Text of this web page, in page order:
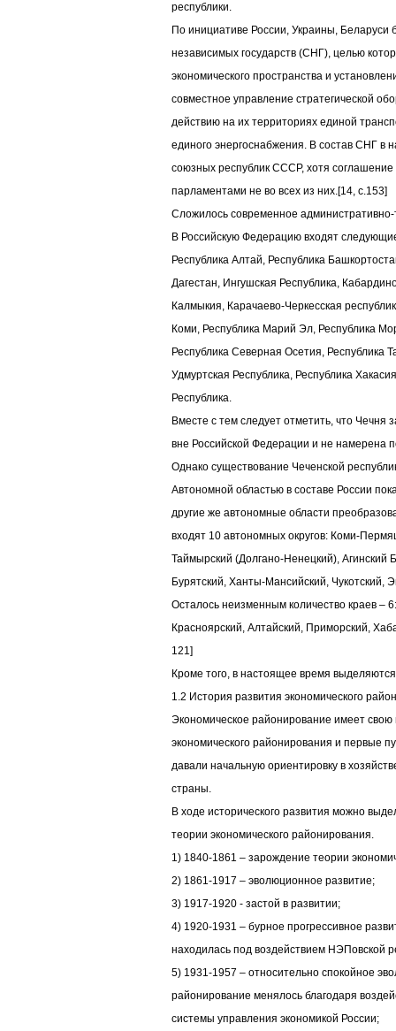
республики.
По инициативе России, Украины, Беларуси
независимых государств (СНГ), целью
экономического пространства и
совместное управление стратегической
действию на их территориях единой
единого энергоснабжения. В состав СНГ в
союзных республик СССР, хотя
парламентами не во всех из них.[14, c.153]
Сложилось современное
В Российскую Федерацию входят
Республика Алтай, Республика
Дагестан, Ингушская Республика,
Калмыкия, Карачаево-Черкесская
Коми, Республика Марий Эл, Республика
Республика Северная Осетия, Республика
Удмуртская Республика, Республика
Республика.
Вместе с тем следует отметить, что Чечня
вне Российской Федерации и не намерена
Однако существование Чеченской
Автономной областью в составе России
другие же автономные области
входят 10 автономных округов: Коми-
Таймырский (Долгано-Ненецкий), Агинский
Бурятский, Ханты-Мансийский, Чукотский,
Осталось неизменным количество краев –
Красноярский, Алтайский, Приморский,
121]
Кроме того, в настоящее время
1.2 История развития экономического
Экономическое районирование имеет
экономического районирования и первые
давали начальную ориентировку в
страны.
В ходе исторического развития можно
теории экономического районирования.
1) 1840-1861 – зарождение теории
2) 1861-1917 – эволюционное развитие;
3) 1917-1920 - застой в развитии;
4) 1920-1931 – бурное прогрессивное
находилась под воздействием НЭПовской
5) 1931-1957 – относительно спокойное
районирование менялось благодаря
системы управления экономикой России;